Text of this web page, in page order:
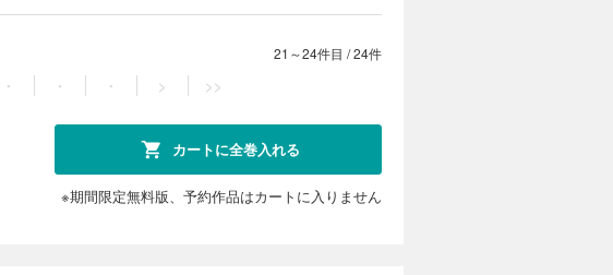
信頼が育まれていって……。
21～24件目 /24件
・ ・ ・ > >>
カートに全巻入れる
※期間限定無料版、予約作品はカートに入りません